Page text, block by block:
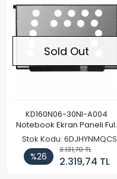
Sold Out
KD160N06-30NI-A004
Notebook Ekran Paneli Full
HD
Stok Kodu: 6DJHYNMQCS
%26
3.131,70 TL
2.319,74 TL